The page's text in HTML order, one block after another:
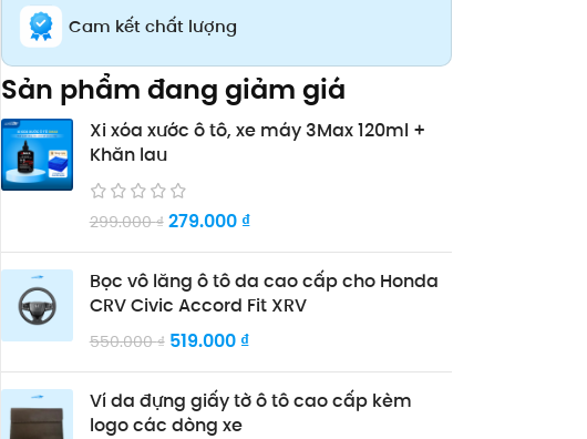
Cam kết chất lượng
Sản phẩm đang giảm giá
Xi xóa xước ô tô, xe máy 3Max 120ml +
Khăn lau
299.000₫ 279.000 ₫
Bọc vô lăng ô tô da cao cấp cho Honda
CRV Civic Accord Fit XRV
550.000₫ 519.000 ₫
Ví da đựng giấy tờ ô tô cao cấp kèm
logo các dòng xe